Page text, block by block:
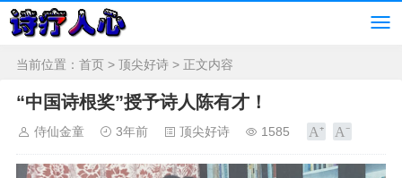
当前位置： 首页 > 顶尖好诗 > 正文内容
“中国诗根奖”授予诗人陈有才！
侍仙金童 3年前 顶尖好诗 1585